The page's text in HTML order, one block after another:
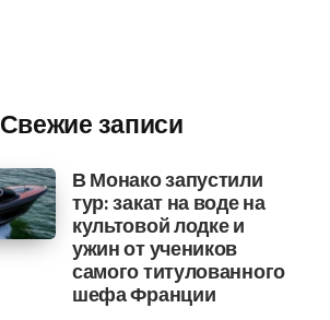
Свежие записи
В Монако запустили
тур: закат на воде на
культовой лодке и
ужин от учеников
самого титулованного
шефа Франции